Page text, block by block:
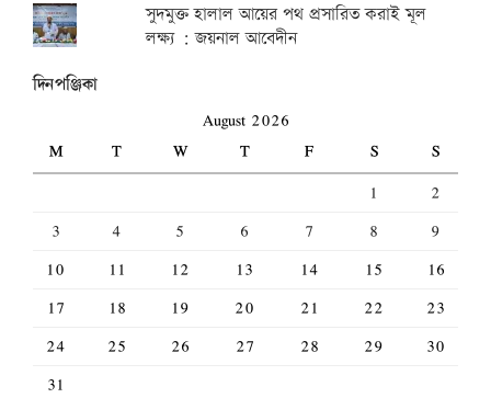
সুদমুক্ত হালাল আয়ের পথ প্রসারিত করাই মূল
লক্ষ্য : জয়নাল আবেদীন
দিনপঞ্জিকা
August 2026
M
T W T F S
S
1
2
3
4 5 6 7 8
9
10
11 12 13 14 15
16
17
18 19 20 21 22
23
24
25 26 27 28 29
30
31